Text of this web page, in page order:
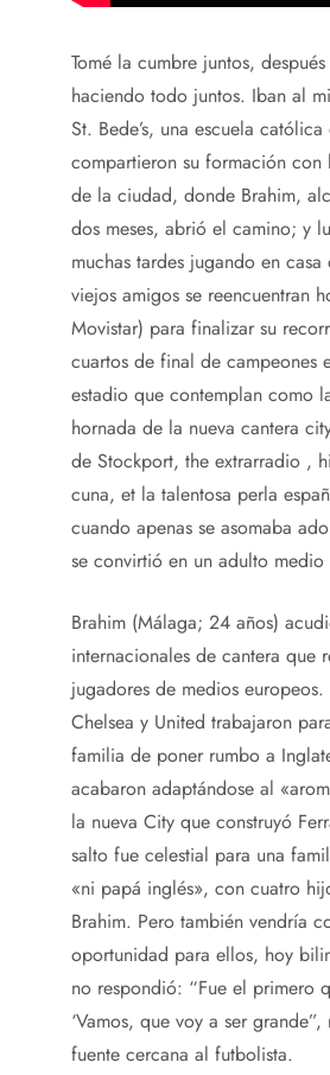
Tomé la cumbre juntos,
haciendo todo juntos. Iban al
St. Bede’s, una escuela
compartieron su formación con
de la ciudad, donde Brahim,
dos meses, abrió el camino; y
muchas tardes jugando en
viejos amigos se reencuentran
Movistar) para finalizar su
cuartos de final de campeones
estadio que contemplan como
hornada de la nueva cantera
de Stockport, the extrarradio ,
cuna, et la talentosa perla
cuando apenas se asomaba
se convirtió en un adulto medio
Brahim (Málaga; 24 años)
internacionales de cantera que
jugadores de medios
Chelsea y United trabajaron
familia de poner rumbo a
acabaron adaptándose al
la nueva City que construyó
salto fue celestial para una
«ni papá inglés», con cuatro
Brahim. Pero también vendría
oportunidad para ellos, hoy
no respondió: “Fue el primero
‘Vamos, que voy a ser
fuente cercana al futbolista.